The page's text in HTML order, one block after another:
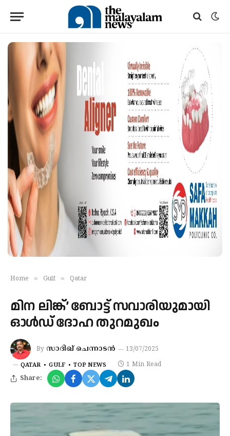
Home » Gulf » Qatar
മിന ലിങ്ക്’ ബോട്ട് സവാരിയുമായി
ഓൾഡ് ദോഹ തുറമുഖം
By സാദിഖ് ചെന്നാടൻ 13/07/2025
QATAR GULF TOP NEWS 1 Min Read
Share: